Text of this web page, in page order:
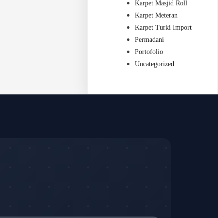
Karpet Masjid Roll
Karpet Meteran
Karpet Turki Import
Permadani
Portofolio
Uncategorized